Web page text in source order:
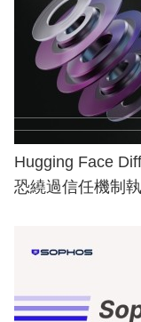
Hugging Face
恐繞過信任機制